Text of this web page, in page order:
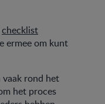
checklist
ermee om kunt
rond het
het proces